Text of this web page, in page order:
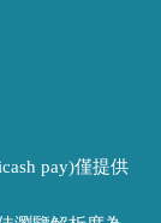
pay)僅提供